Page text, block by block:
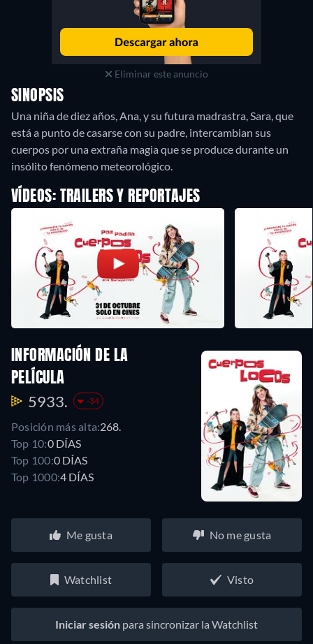
Eliminar este anuncio
SINOPSIS
Una niña de diez años, Ana, y su futura madrastra, Sara, que
está a punto de casarse con su padre, intercambian sus
cuerpos por una extraña magia que se produce durante un
insólito fenómeno meteorológico.
VÍDEOS: TRAILERS Y REPORTAJES
INFORMACIÓN DE LA
PELÍCULA
5933. -34
Posición más alta:268.
Top 10:0 DÍAS
Top 100:0 DÍAS
Top 1000:4 DÍAS
Me gusta No me gusta
Watchlist Visto
Iniciar sesión para sincronizar la Watchlist